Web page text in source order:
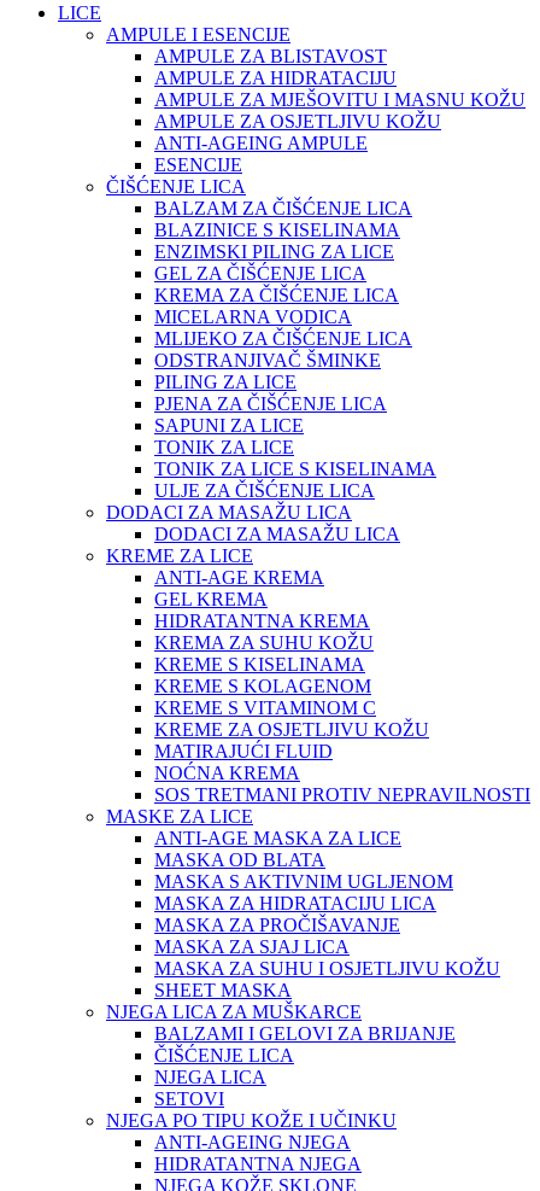
LICE
AMPULE I ESENCIJE
AMPULE ZA BLISTAVOST
AMPULE ZA HIDRATACIJU
AMPULE ZA MJEŠOVITU I MASNU KOŽU
AMPULE ZA OSJETLJIVU KOŽU
ANTI-AGEING AMPULE
ESENCIJE
ČIŠĆENJE LICA
BALZAM ZA ČIŠĆENJE LICA
BLAZINICE S KISELINAMA
ENZIMSKI PILING ZA LICE
GEL ZA ČIŠĆENJE LICA
KREMA ZA ČIŠĆENJE LICA
MICELARNA VODICA
MLIJEKO ZA ČIŠĆENJE LICA
ODSTRANJIVAČ ŠMINKE
PILING ZA LICE
PJENA ZA ČIŠĆENJE LICA
SAPUNI ZA LICE
TONIK ZA LICE
TONIK ZA LICE S KISELINAMA
ULJE ZA ČIŠĆENJE LICA
DODACI ZA MASAŽU LICA
DODACI ZA MASAŽU LICA
KREME ZA LICE
ANTI-AGE KREMA
GEL KREMA
HIDRATANTNA KREMA
KREMA ZA SUHU KOŽU
KREME S KISELINAMA
KREME S KOLAGENOM
KREME S VITAMINOM C
KREME ZA OSJETLJIVU KOŽU
MATIRAJUĆI FLUID
NOĆNA KREMA
SOS TRETMANI PROTIV NEPRAVILNOSTI
MASKE ZA LICE
ANTI-AGE MASKA ZA LICE
MASKA OD BLATA
MASKA S AKTIVNIM UGLJENOM
MASKA ZA HIDRATACIJU LICA
MASKA ZA PROČIŠAVANJE
MASKA ZA SJAJ LICA
MASKA ZA SUHU I OSJETLJIVU KOŽU
SHEET MASKA
NJEGA LICA ZA MUŠKARCE
BALZAMI I GELOVI ZA BRIJANJE
ČIŠĆENJE LICA
NJEGA LICA
SETOVI
NJEGA PO TIPU KOŽE I UČINKU
ANTI-AGEING NJEGA
HIDRATANTNA NJEGA
NJEGA KOŽE SKLONE